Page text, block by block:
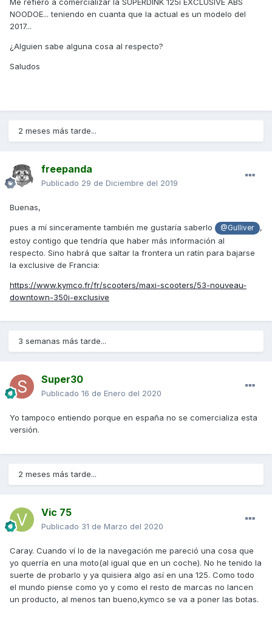
Me refiero a comercializar la SUPERDINK 125i EXCLUSIVE ABS
NOODOE... teniendo en cuanta que la actual es un modelo del
2017...
¿Alguien sabe alguna cosa al respecto?
Saludos
2 meses más tarde...
freepanda
Publicado 29 de Diciembre del 2019
Buenas,
pues a mí sinceramente también me gustaría saberlo @Gulliver
,
estoy contigo que tendría que haber más información al
respecto. Sino habrá que saltar la frontera un ratín para bajarse
la exclusive de Francia:
https://www.kymco.fr/fr/scooters/maxi-scooters/53-nouveau-
downtown-350i-exclusive
3 semanas más tarde...
Super30
Publicado 16 de Enero del 2020
Yo tampoco entiendo porque en españa no se comercializa esta
versión.
2 meses más tarde...
Vic 75
Publicado 31 de Marzo del 2020
Caray. Cuando ví lo de la navegación me pareció una cosa que
yo querría en una moto(al igual que en un coche). No he tenido la
suerte de probarlo y ya quisiera algo así en una 125. Como todo
el mundo piense como yo y como el resto de marcas no lancen
un producto, al menos tan bueno,kymco se va a poner las botas.